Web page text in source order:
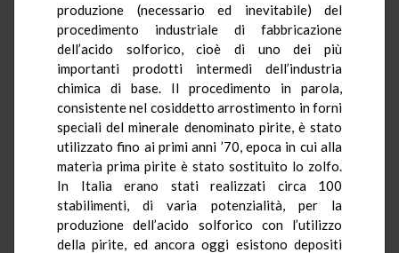
produzione (necessario ed inevitabile) del
procedimento industriale di fabbricazione
dell’acido solforico, cioè di uno dei più
importanti prodotti intermedi dell’industria
chimica di base. Il procedimento in parola,
consistente nel cosiddetto arrostimento in forni
speciali del minerale denominato pirite, è stato
utilizzato fino ai primi anni ’70, epoca in cui alla
materia prima pirite è stato sostituito lo zolfo.
In Italia erano stati realizzati circa 100
stabilimenti, di varia potenzialità, per la
produzione dell’acido solforico con l’utilizzo
della pirite, ed ancora oggi esistono depositi